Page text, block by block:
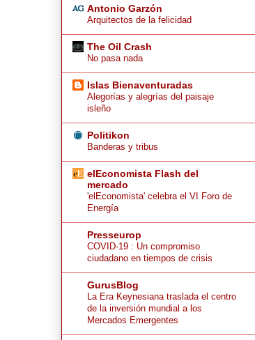
Antonio Garzón
Arquitectos de la felicidad
The Oil Crash
No pasa nada
Islas Bienaventuradas
Alegorías y alegrías del paisaje
isleño
Politikon
Banderas y tribus
elEconomista Flash del
mercado
'elEconomista' celebra el VI Foro de
Energía
Presseurop
COVID-19 : Un compromiso
ciudadano en tiempos de crisis
GurusBlog
La Era Keynesiana traslada el centro
de la inversión mundial a los
Mercados Emergentes